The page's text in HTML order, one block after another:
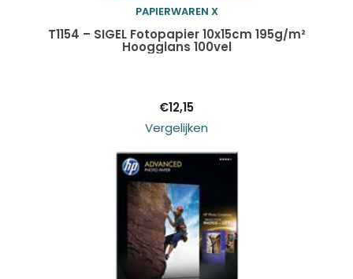
Toevoegen aan
PAPIERWAREN X
T1154 – SIGEL Fotopapier 10x15cm 195g/m²
Hoogglans 100vel
€12,15
Vergelijken